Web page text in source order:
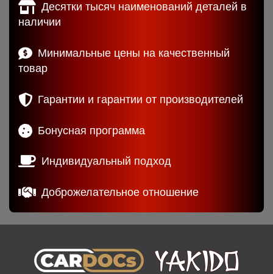
Десятки тысяч наименований деталей в
наличии
Минимальные цены на качественный
товар
Гарантии и гарантии от производителей
Бонусная программа
Индивидуальный подход
Доброжелательное отношение